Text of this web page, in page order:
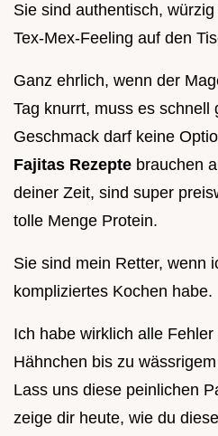
Sie sind authentisch,
Tex-Mex-Feeling auf den
Ganz ehrlich, wenn der
Tag knurrt, muss es schnell
Geschmack darf keine
Fajitas Rezepte brauchen
deiner Zeit, sind super
tolle Menge Protein.
Sie sind mein Retter, wenn
kompliziertes Kochen habe.
Ich habe wirklich alle
Hähnchen bis zu
Lass uns diese peinlichen
zeige dir heute, wie du diese